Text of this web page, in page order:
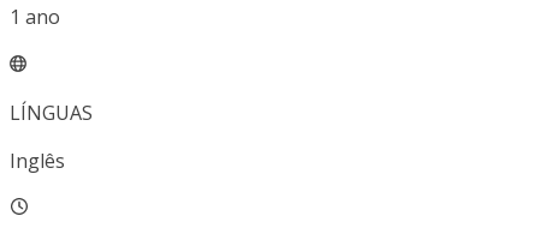
1 ano
LÍNGUAS
Inglês